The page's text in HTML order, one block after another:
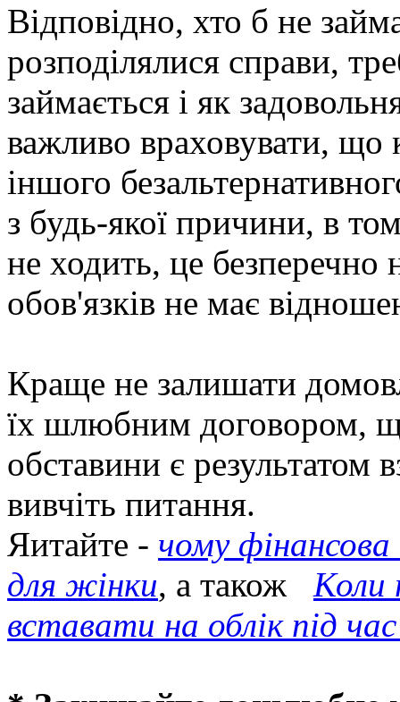
Відповідно, хто б не
розподілялися справи,
займається і як
важливо враховувати, що
іншого
з будь-якої причини, в
не ходить, це безперечно
обов'язків не має
Краще не залишати
їх шлюбним договором,
обставини є результатом
вивчіть питання.
Яитайте - чому
для жінки, а також Коли
вставати на облік під